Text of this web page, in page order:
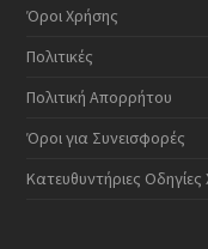
Όροι Χρήσης
Πολιτικές
Πολιτική Απορρήτου
Όροι για Συνεισφορές
Κατευθυντήριες